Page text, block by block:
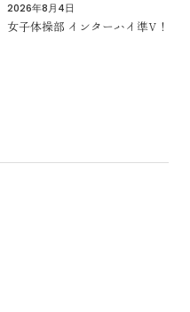
2026年8月4日
女子体操部 インターハイ準V！